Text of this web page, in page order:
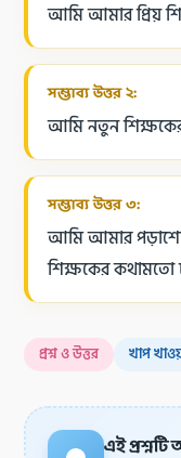
আমি আমার প্রিয়
সম্ভাব্য উত্তর ২:
আমি নতুন শিক্ষকের
সম্ভাব্য উত্তর ৩:
আমি আমার
শিক্ষকের কথামতো
প্রশ্ন ও উত্তর খাপ
এই